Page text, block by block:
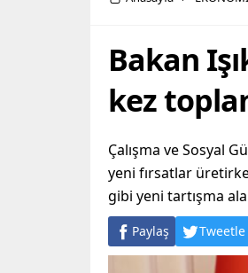
Bakan
kez
Çalışma ve Sosyal
yeni fırsatlar
gibi yeni tartışma
Paylaş Tweetle